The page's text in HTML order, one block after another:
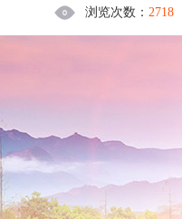
浏览次数： 2718